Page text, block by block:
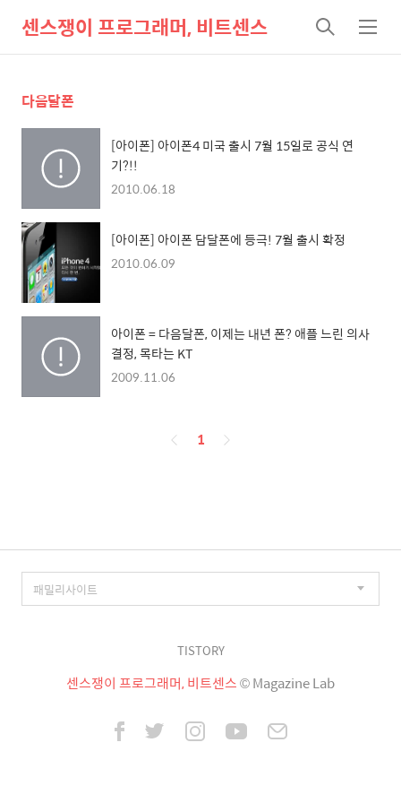
센스쟁이 프로그래머, 비트센스
검
색
메
뉴
다음달폰
[아이폰] 아이폰4 미국 출시 7월 15일로 공식 연
기?!!
2010.06.18
[아이폰] 아이폰 담달폰에 등극! 7월 출시 확정
2010.06.09
아이폰 = 다음달폰, 이제는 내년 폰? 애플 느린 의사
결정, 목타는 KT
2009.11.06
페
1
TISTORY
센스쟁이 프로그래머, 비트센스© Magazine Lab